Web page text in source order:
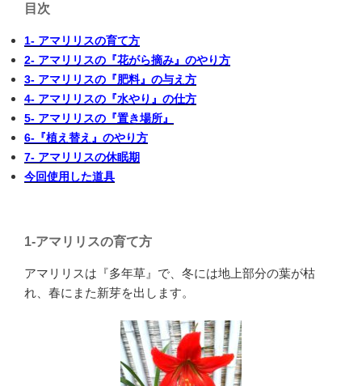
目次
1- アマリリスの育て方
2- アマリリスの『花がら摘み』のやり方
3- アマリリスの『肥料』の与え方
4- アマリリスの『水やり』の仕方
5- アマリリスの『置き場所』
6-『植え替え』のやり方
7- アマリリスの休眠期
今回使用した道具
1-アマリリスの育て方
アマリリスは『多年草』で、冬には地上部分の葉が枯
れ、春にまた新芽を出します。